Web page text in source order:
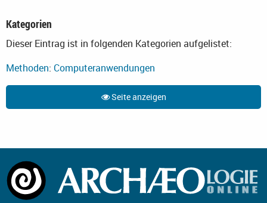
Kategorien
Dieser Eintrag ist in folgenden Kategorien aufgelistet:
Methoden: Computeranwendungen
Seite anzeigen